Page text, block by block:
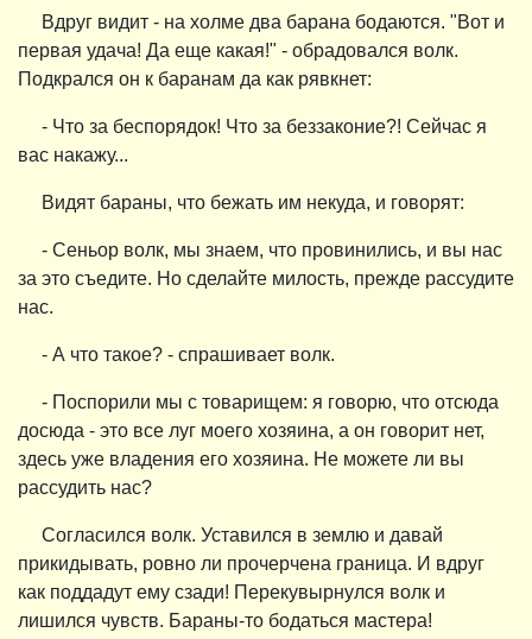
Вдруг видит - на холме два барана бодаются. "Вот и
первая удача! Да еще какая!" - обрадовался волк.
Подкрался он к баранам да как рявкнет:
- Что за беспорядок! Что за беззаконие?! Сейчас я
вас накажу...
Видят бараны, что бежать им некуда, и говорят:
- Сеньор волк, мы знаем, что провинились, и вы нас
за это съедите. Но сделайте милость, прежде рассудите
нас.
- А что такое? - спрашивает волк.
- Поспорили мы с товарищем: я говорю, что отсюда
досюда - это все луг моего хозяина, а он говорит нет,
здесь уже владения его хозяина. Не можете ли вы
рассудить нас?
Согласился волк. Уставился в землю и давай
прикидывать, ровно ли прочерчена граница. И вдруг
как поддадут ему сзади! Перекувырнулся волк и
лишился чувств. Бараны-то бодаться мастера!